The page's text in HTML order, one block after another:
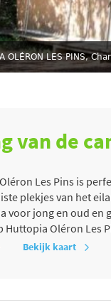
OLÉRON LES PINS,
van de
Les Pins is
plekjes van het
voor jong en oud en
Huttopia Oléron Les
Bekijk kaart